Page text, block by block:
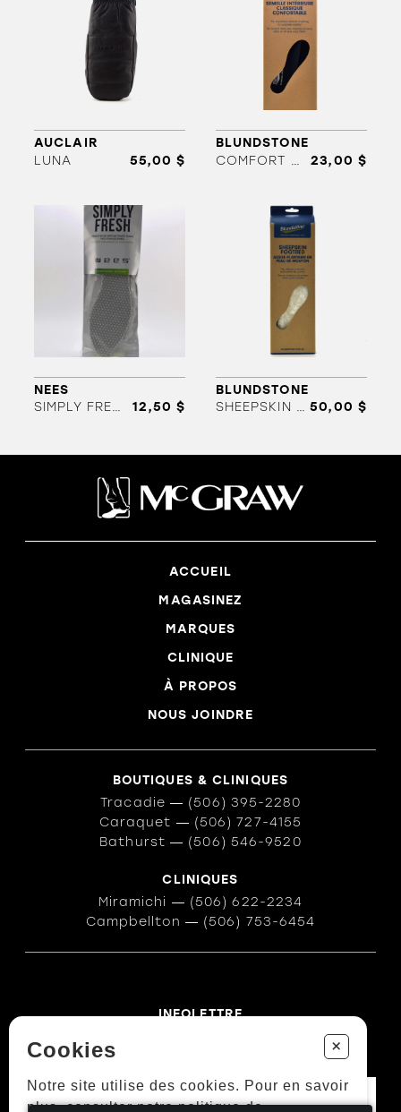
AUCLAIR
LUNA
55,00 $
BLUNDSTONE
COMFORT CLASSIC FOOTBED(HOMME
23,00 $
NEES
SIMPLY FRESH
12,50 $
BLUNDSTONE
SHEEPSKIN FOOTBED(FEMME) 50,00 $
ACCUEIL
MAGASINEZ
MARQUES
CLINIQUE
À PROPOS
NOUS JOINDRE
BOUTIQUES & CLINIQUES
Tracadie ― (506) 395-2280
Caraquet ― (506) 727-4155
Bathurst ― (506) 546-9520
CLINIQUES
Miramichi ― (506) 622-2234
Campbellton ― (506) 753-6454
INFOLETTRE
Cookies +
Notre site utilise des cookies. Pour en savoir
plus, consulter notre politique de